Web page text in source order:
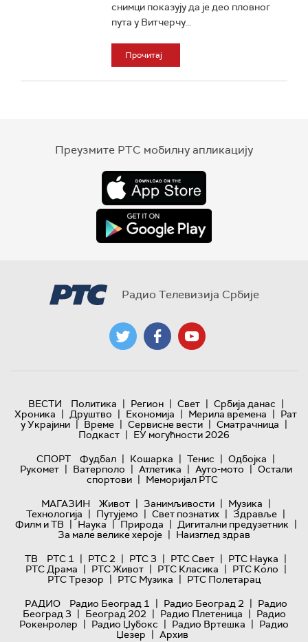
снимци показују да је деo пловног
пута у Витчерчу...
Прочитај
Преузмите РТС мобилну апликацију
Радио Телевизија Србије
ВЕСТИ Политика | Регион | Свет | Србија данас |
Хроника | Друштво | Економија | Мерила времена | Рат
у Украјини | Време | Сервисне вести | Сматрачница |
Подкаст | ЕУ могућности 2026
СПОРТ
Фудбал | Кошарка | Тенис | Одбојка |
Рукомет | Ватерполо | Атлетика | Ауто-мото | Остали
спортови | Меморијал РТС
МАГАЗИН
Живот | Занимљивости | Музика |
Технологијa | Путујемо | Свет познатих | Здравље |
Филм и ТВ | Наука | Природа | Дигитални предузетник |
За мале велике хероје | Наизглед здрав
ТВ
РТС 1 | РТС 2 | РТС 3 | РТС Свет | РТС Наука |
РТС Драма | РТС Живот | РТС Класика | РТС Коло |
РТС Трезор | РТС Музика | РТС Полетарац
РАДИО
Радио Београд 1 | Радио Београд 2 | Радио
Београд 3 | Београд 202 | Радио Плетеница | Радио
Рокенролер | Радио Џубокс | Радио Вртешка | Радио
Џезер | Архив